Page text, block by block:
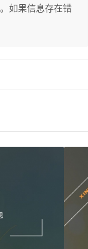
如果信息存在错